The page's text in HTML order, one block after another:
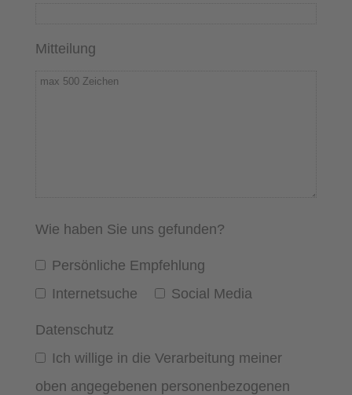
Mitteilung
Wie haben Sie uns gefunden?
Persönliche Empfehlung
Internetsuche
Social Media
Datenschutz
Ich willige in die Verarbeitung meiner
oben angegebenen personenbezogenen